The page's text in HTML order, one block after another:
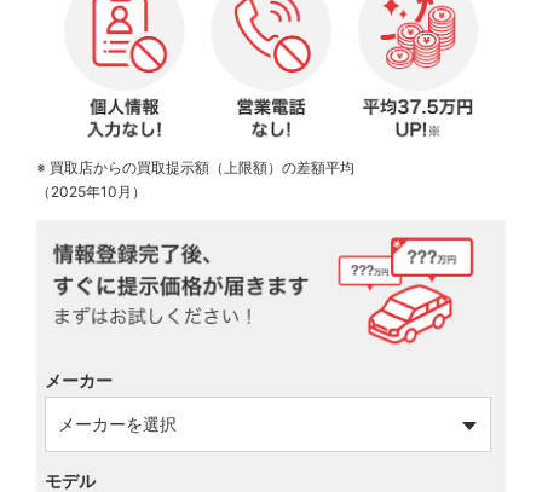
※ 買取店からの買取提示額（上限額）の差額平均
（2025年10月）
メーカー
モデル